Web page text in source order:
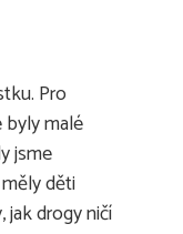
Pro
malé
jsme
děti
drogy ničí